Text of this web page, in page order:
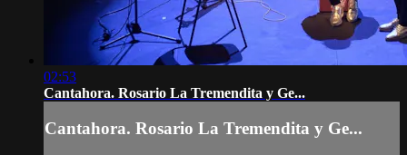
02:53
Cantahora. Rosario La Tremendita y Ge...
Cantahora. Rosario La Tremendita y Ge...